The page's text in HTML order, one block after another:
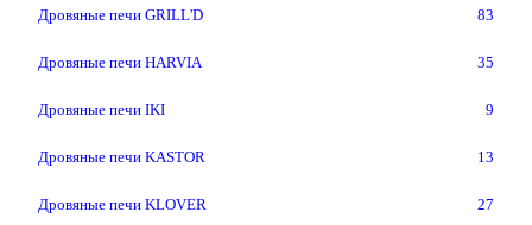
Дровяные печи GRILL'D 83
Дровяные печи HARVIA 35
Дровяные печи IKI 9
Дровяные печи KASTOR 13
Дровяные печи KLOVER 27